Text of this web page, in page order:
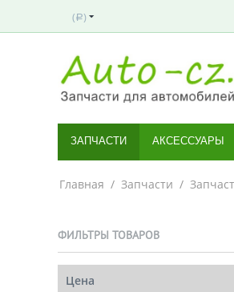
( Р )
ЗАПЧАСТИ АКСЕССУАРЫ
Главная / Запчасти /
ФИЛЬТРЫ ТОВАРОВ
Цена